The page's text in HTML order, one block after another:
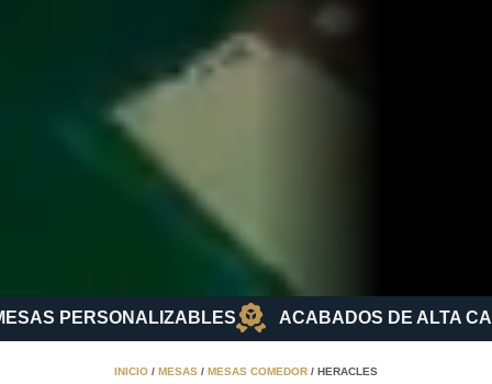
PERSONALIZABLES ACABADOS DE ALTA
INICIO / MESAS / MESAS COMEDOR / HERACLES